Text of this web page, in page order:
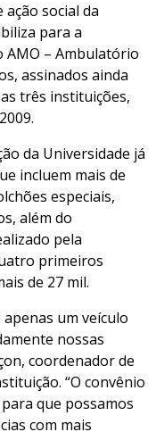
social da
para a
AMO – Ambulatório
assinados ainda
três instituições,
da Universidade já
incluem mais de
especiais,
além do
pela
primeiros
de 27 mil.
um veículo
nossas
coordenador de
“O convênio
que possamos
com mais